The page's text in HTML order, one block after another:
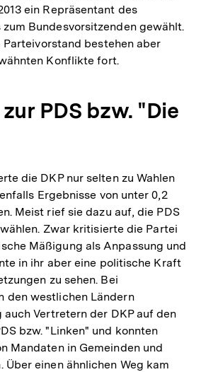
ein Repräsentant des
Bundesvorsitzenden gewählt.
bestehen aber
Konflikte fort.
PDS bzw. "Die
die DKP nur selten zu Wahlen
Ergebnisse von unter 0,2
Meist rief sie dazu auf, die PDS
Zwar kritisierte die Partei
Mäßigung als Anpassung und
in ihr aber eine politische Kraft
zu sehen. Bei
den westlichen Ländern
Vertretern der DKP auf den
bzw. "Linken" und konnten
Mandaten in Gemeinden und
Über einen ähnlichen Weg kam